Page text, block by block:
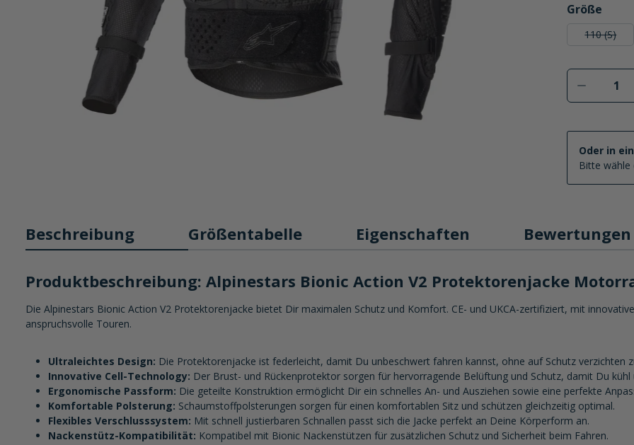
Größe
auswählen
110 (S)
(Diese
Produkt
Oder in
Bitte wähle
Beschreibung Größentabelle Eigenschaften Bewertungen
Produktbeschreibung: Alpinestars Bionic Action V2 Protektorenjacke
Die Alpinestars Bionic Action V2 Protektorenjacke bietet Dir maximalen Schutz und Komfort. CE- und UKCA-zertifiziert, mit
anspruchsvolle Touren.
Ultraleichtes Design: Die Protektorenjacke ist federleicht, damit Du unbeschwert fahren kannst, ohne auf Schutz verzichten
Innovative Cell-Technology: Der Brust- und Rückenprotektor sorgen für hervorragende Belüftung und Schutz, damit Du kühl
Ergonomische Passform: Die geteilte Konstruktion ermöglicht Dir ein schnelles An- und Ausziehen sowie eine perfekte
Komfortable Polsterung: Schaumstoffpolsterungen sorgen für einen komfortablen Sitz und schützen gleichzeitig optimal.
Flexibles Verschlusssystem: Mit schnell justierbaren Schnallen passt sich die Jacke perfekt an Deine Körperform an.
Nackenstütz-Kompatibilität: Kompatibel mit Bionic Nackenstützen für zusätzlichen Schutz und Sicherheit beim Fahren.